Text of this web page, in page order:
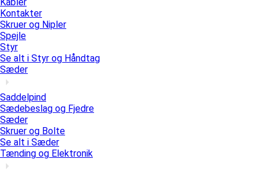
Kabler
Kontakter
Skruer og Nipler
Spejle
Styr
Se alt i Styr og Håndtag
Sæder
Saddelpind
Sædebeslag og Fjedre
Sæder
Skruer og Bolte
Se alt i Sæder
Tænding og Elektronik